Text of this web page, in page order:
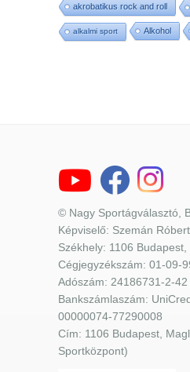
akrobatikus rock and roll
alkalmi sport Alkohol
© Nagy Sportágválasztó,
Képviselő: Szemán
Székhely: 1106
Cégjegyzékszám: 01-09-
Adószám: 24186731-2-42
Bankszámlaszám:
00000074-77290008
Cím: 1106 Budapest,
Sportközpont)